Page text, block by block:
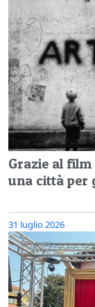
Grazie al
una città per
31 luglio 2026